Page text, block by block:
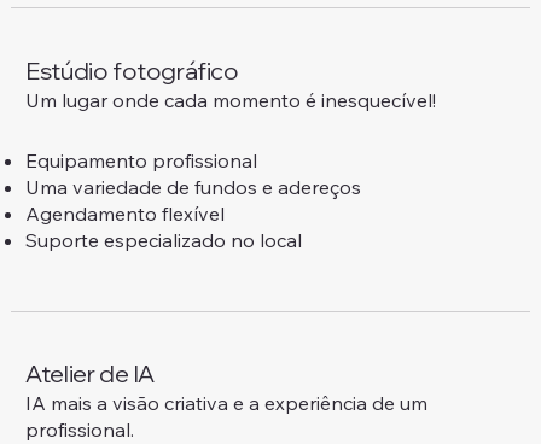
Estúdio fotográfico
Um lugar onde cada momento é inesquecível!
Equipamento profissional
Uma variedade de fundos e adereços
Agendamento flexível
Suporte especializado no local
Atelier de IA
IA mais a visão criativa e a experiência de um
profissional.